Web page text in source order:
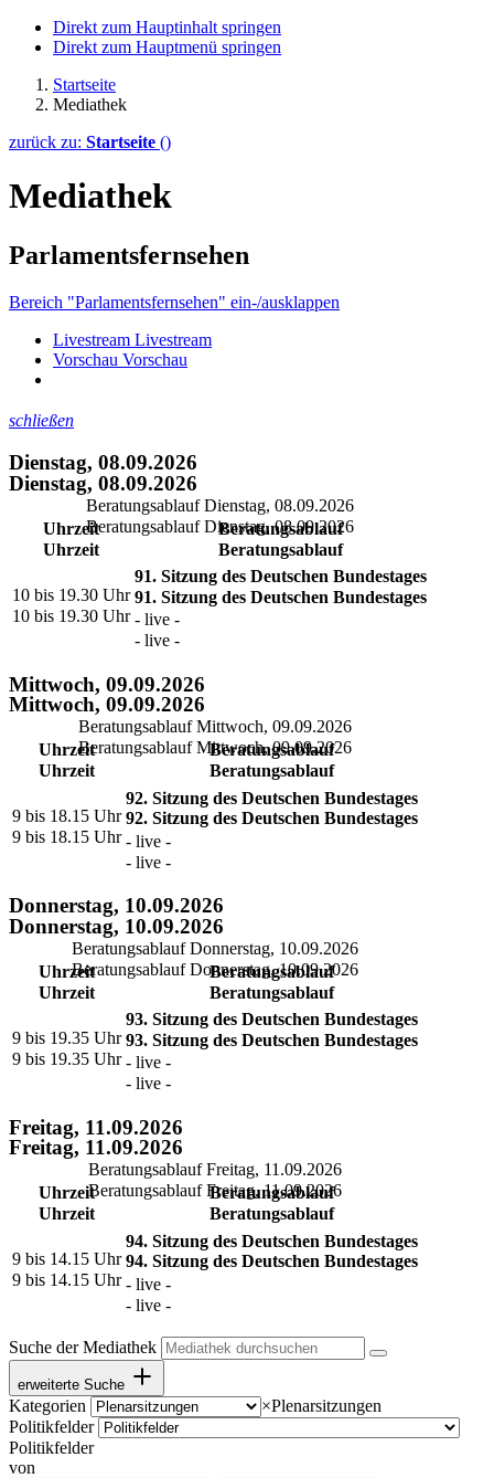
Direkt zum Hauptinhalt springen
Direkt zum Hauptmenü springen
Startseite
Mediathek
zurück zu: Startseite ()
Mediathek
Parlamentsfernsehen
Bereich "Parlamentsfernsehen" ein-/ausklappen
Livestream Livestream
Vorschau Vorschau
schließen
Dienstag, 08.09.2026
Beratungsablauf Dienstag, 08.09.2026
Uhrzeit
Beratungsablauf
10 bis 19.30 Uhr
91. Sitzung des Deutschen Bundestages
- live -
Mittwoch, 09.09.2026
Beratungsablauf Mittwoch, 09.09.2026
Uhrzeit
Beratungsablauf
9 bis 18.15 Uhr
92. Sitzung des Deutschen Bundestages
- live -
Donnerstag, 10.09.2026
Beratungsablauf Donnerstag, 10.09.2026
Uhrzeit
Beratungsablauf
9 bis 19.35 Uhr
93. Sitzung des Deutschen Bundestages
- live -
Freitag, 11.09.2026
Beratungsablauf Freitag, 11.09.2026
Uhrzeit
Beratungsablauf
9 bis 14.15 Uhr
94. Sitzung des Deutschen Bundestages
- live -
Dienstag, 08.09.2026
Beratungsablauf Dienstag, 08.09.2026
Uhrzeit
Beratungsablauf
10 bis 19.30 Uhr
91. Sitzung des Deutschen Bundestages
- live -
Mittwoch, 09.09.2026
Beratungsablauf Mittwoch, 09.09.2026
Uhrzeit
Beratungsablauf
9 bis 18.15 Uhr
92. Sitzung des Deutschen Bundestages
- live -
Donnerstag, 10.09.2026
Beratungsablauf Donnerstag, 10.09.2026
Uhrzeit
Beratungsablauf
9 bis 19.35 Uhr
93. Sitzung des Deutschen Bundestages
- live -
Freitag, 11.09.2026
Beratungsablauf Freitag, 11.09.2026
Uhrzeit
Beratungsablauf
9 bis 14.15 Uhr
94. Sitzung des Deutschen Bundestages
- live -
Suche der Mediathek
erweiterte Suche
Kategorien ×Plenarsitzungen
Politikfelder
Politikfelder
von